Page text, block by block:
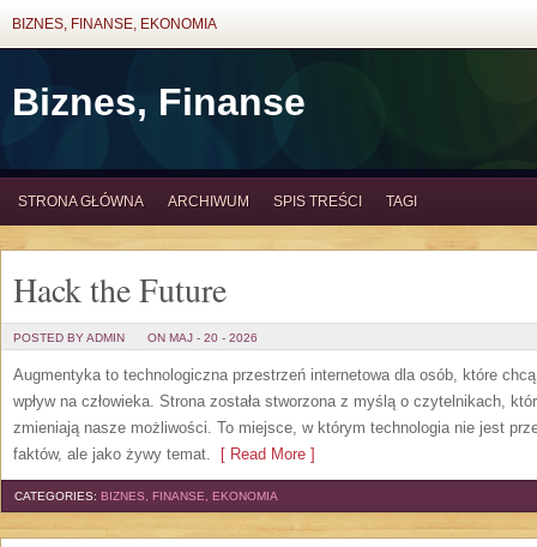
BIZNES, FINANSE, EKONOMIA
Biznes, Finanse
STRONA GŁÓWNA ARCHIWUM SPIS TREŚCI TAGI
Hack the Future
POSTED BY ADMIN ON MAJ - 20 - 2026
Augmentyka to technologiczna przestrzeń internetowa dla osób, które
wpływ na człowieka. Strona została stworzona z myślą o czytelnikach,
zmieniają nasze możliwości. To miejsce, w którym technologia nie jest
faktów, ale jako żywy temat. [ Read More ]
CATEGORIES: BIZNES, FINANSE, EKONOMIA